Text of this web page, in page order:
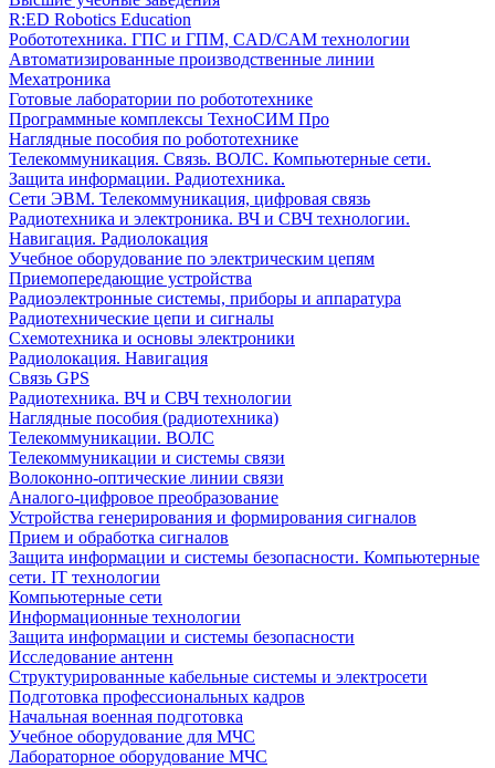
R:ED Robotics Education
Робототехника. ГПС и ГПМ, CAD/CAM технологии
Автоматизированные производственные линии
Мехатроника
Готовые лаборатории по робототехнике
Программные комплексы ТехноСИМ Про
Наглядные пособия по робототехнике
Телекоммуникация. Связь. ВОЛС. Компьютерные сети.
Защита информации. Радиотехника.
Сети ЭВМ. Телекоммуникация, цифровая связь
Радиотехника и электроника. ВЧ и СВЧ технологии.
Навигация. Радиолокация
Учебное оборудование по электрическим цепям
Приемопередающие устройства
Радиоэлектронные системы, приборы и аппаратура
Радиотехнические цепи и сигналы
Схемотехника и основы электроники
Радиолокация. Навигация
Связь GPS
Радиотехника. ВЧ и СВЧ технологии
Наглядные пособия (радиотехника)
Телекоммуникации. ВОЛС
Телекоммуникации и системы связи
Волоконно-оптические линии связи
Аналого-цифровое преобразование
Устройства генерирования и формирования сигналов
Прием и обработка сигналов
Защита информации и системы безопасности. Компьютерные
сети. IT технологии
Компьютерные сети
Информационные технологии
Защита информации и системы безопасности
Исследование антенн
Структурированные кабельные системы и электросети
Подготовка профессиональных кадров
Начальная военная подготовка
Учебное оборудование для МЧС
Лабораторное оборудование МЧС